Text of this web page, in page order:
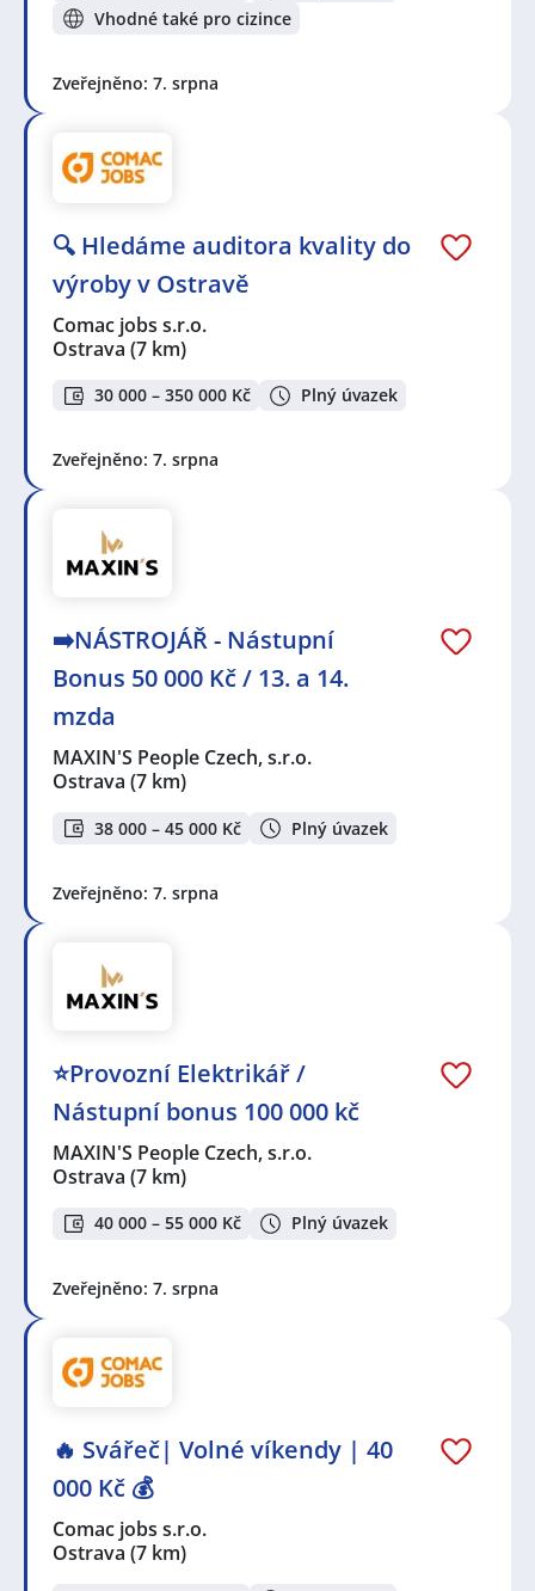
Vhodné také pro cizince
Zveřejněno: 7. srpna
🔍 Hledáme auditora kvality do
výroby v Ostravě
Comac jobs s.r.o.
Ostrava (7 km)
30 000 – 350 000 Kč Plný úvazek
Zveřejněno: 7. srpna
➡️NÁSTROJÁŘ - Nástupní
Bonus 50 000 Kč / 13. a 14.
mzda
MAXIN'S People Czech, s.r.o.
Ostrava (7 km)
38 000 – 45 000 Kč Plný úvazek
Zveřejněno: 7. srpna
⭐Provozní Elektrikář /
Nástupní bonus 100 000 kč
MAXIN'S People Czech, s.r.o.
Ostrava (7 km)
40 000 – 55 000 Kč Plný úvazek
Zveřejněno: 7. srpna
🔥 Svářeč| Volné víkendy | 40
000 Kč 💰
Comac jobs s.r.o.
Ostrava (7 km)